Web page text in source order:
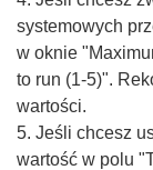
systemowych
w oknie
to run (1-5)".
wartości.
5. Jeśli chcesz
wartość w polu